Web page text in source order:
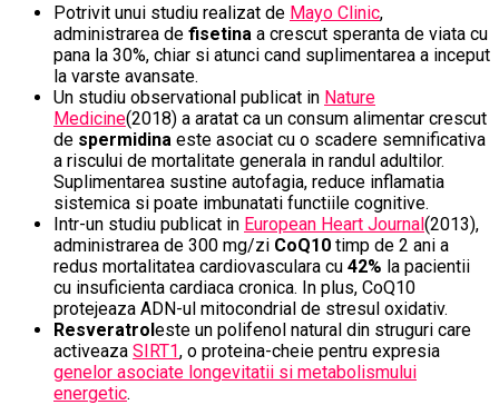
Potrivit unui studiu realizat de Mayo Clinic,
administrarea de fisetina a crescut speranta de viata cu
pana la 30%, chiar si atunci cand suplimentarea a inceput
la varste avansate.
Un studiu observational publicat in Nature
Medicine(2018) a aratat ca un consum alimentar crescut
de spermidina este asociat cu o scadere semnificativa
a riscului de mortalitate generala in randul adultilor.
Suplimentarea sustine autofagia, reduce inflamatia
sistemica si poate imbunatati functiile cognitive.
Intr-un studiu publicat in European Heart Journal(2013),
administrarea de 300 mg/zi CoQ10 timp de 2 ani a
redus mortalitatea cardiovasculara cu 42% la pacientii
cu insuficienta cardiaca cronica. In plus, CoQ10
protejeaza ADN-ul mitocondrial de stresul oxidativ.
Resveratroleste un polifenol natural din struguri care
activeaza SIRT1, o proteina-cheie pentru expresia
genelor asociate longevitatii si metabolismului
energetic.